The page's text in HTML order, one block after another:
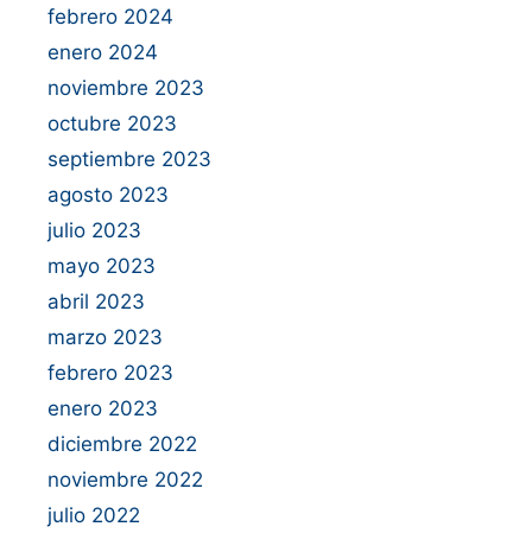
febrero 2024
enero 2024
noviembre 2023
octubre 2023
septiembre 2023
agosto 2023
julio 2023
mayo 2023
abril 2023
marzo 2023
febrero 2023
enero 2023
diciembre 2022
noviembre 2022
julio 2022